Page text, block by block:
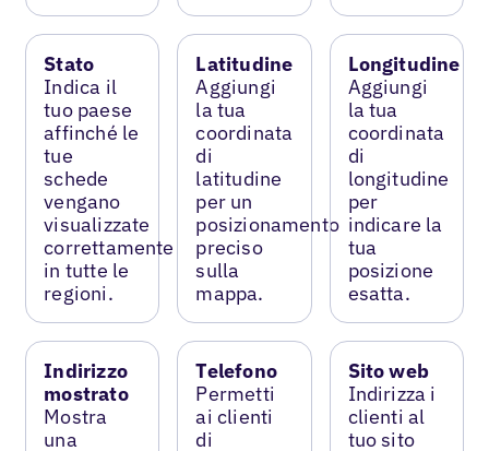
Stato
Indica il
tuo paese
affinché le
tue
schede
vengano
visualizzate
correttamente
in tutte le
regioni.
Latitudine
Aggiungi
la tua
coordinata
di
latitudine
per un
posizionamento
preciso
sulla
mappa.
Longitudine
Aggiungi
la tua
coordinata
di
longitudine
per
indicare la
tua
posizione
esatta.
Indirizzo
mostrato
Mostra
una
Telefono
Permetti
ai clienti
di
Sito web
Indirizza i
clienti al
tuo sito